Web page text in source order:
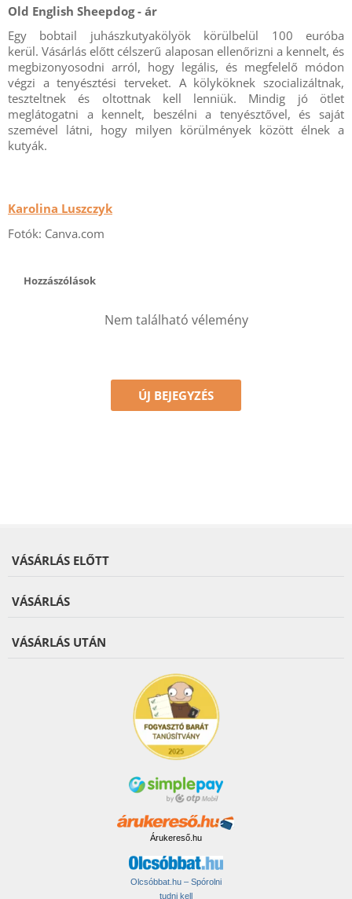
Old English Sheepdog - ár
Egy bobtail juhászkutyakölyök körülbelül 100 euróba
kerül. Vásárlás előtt célszerű alaposan ellenőrizni a kennelt, és
megbizonyosodni arról, hogy legális, és megfelelő módon
végzi a tenyésztési terveket. A kölyköknek szocializáltnak,
teszteltnek és oltottnak kell lenniük. Mindig jó ötlet
meglátogatni a kennelt, beszélni a tenyésztővel, és saját
szemével látni, hogy milyen körülmények között élnek a
kutyák.
Karolina Luszczyk
Fotók: Canva.com
Hozzászólások
Nem található vélemény
ÚJ BEJEGYZÉS
VÁSÁRLÁS ELŐTT
VÁSÁRLÁS
VÁSÁRLÁS UTÁN
Árukereső.hu
Olcsóbbat.hu – Spórolni
tudni kell